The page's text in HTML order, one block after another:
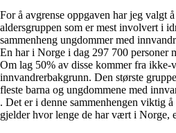
For å avgrense oppgaven har jeg valgt
aldersgruppen som er mest involvert i
sammenheng ungdommer med
En har i Norge i dag 297 700 personer
Om lag 50% av disse kommer fra
innvandrerbakgrunn. Den største
fleste barna og ungdommene med
. Det er i denne sammenhengen viktig
gjelder hvor lenge de har vært i Norge,